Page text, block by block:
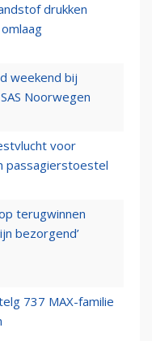
drukken
weekend bij
Noorwegen
voor
passagierstoestel
terugwinnen
bezorgend’
737 MAX-familie